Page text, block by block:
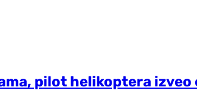
pilot helikoptera izveo